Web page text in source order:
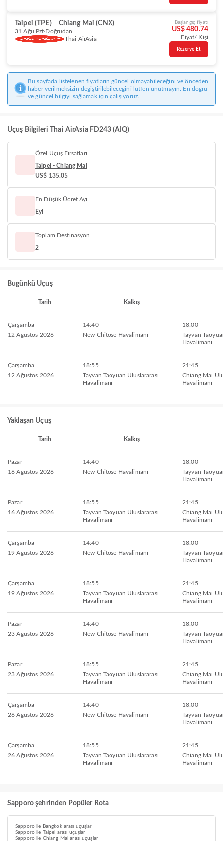
Taipei (TPE) Chiang Mai (CNX)
31 Ağu Pzt Doğrudan
Thai AirAsia
Başlangıç fiyatı
US$ 480.74
Fiyat/ Kişi
Rezerve Et
Bu sayfada listelenen fiyatların güncel olmayabileceğini ve önceden
haber verilmeksizin değiştirilebileceğini lütfen unutmayın. En doğru
ve güncel bilgiyi sağlamak için çalışıyoruz.
Uçuş Bilgileri Thai AirAsia FD243 (AIQ)
Özel Uçuş Fırsatları
Taipei - Chiang Mai
US$ 135.05
En Düşük Ücret Ayı
Eyl
Toplam Destinasyon
2
Bugünkü Uçuş
Tarih Kalkış
Çarşamba
12 Ağustos 2026
14:40
New Chitose Havalimanı
18:00
Tayvan
Havalimanı
Çarşamba
12 Ağustos 2026
18:55
Tayvan Taoyuan Uluslararası
Havalimanı
21:45
Chiang Mai
Havalimanı
Yaklaşan Uçuş
Tarih Kalkış
Pazar
16 Ağustos 2026
14:40
New Chitose Havalimanı
18:00
Tayvan
Havalimanı
Pazar
16 Ağustos 2026
18:55
Tayvan Taoyuan Uluslararası
Havalimanı
21:45
Chiang Mai
Havalimanı
Çarşamba
19 Ağustos 2026
14:40
New Chitose Havalimanı
18:00
Tayvan
Havalimanı
Çarşamba
19 Ağustos 2026
18:55
Tayvan Taoyuan Uluslararası
Havalimanı
21:45
Chiang Mai
Havalimanı
Pazar
23 Ağustos 2026
14:40
New Chitose Havalimanı
18:00
Tayvan
Havalimanı
Pazar
23 Ağustos 2026
18:55
Tayvan Taoyuan Uluslararası
Havalimanı
21:45
Chiang Mai
Havalimanı
Çarşamba
26 Ağustos 2026
14:40
New Chitose Havalimanı
18:00
Tayvan
Havalimanı
Çarşamba
26 Ağustos 2026
18:55
Tayvan Taoyuan Uluslararası
Havalimanı
21:45
Chiang Mai
Havalimanı
Sapporo şehrinden Popüler Rota
Sapporo ile Bangkok arası uçuşlar
Sapporo ile Taipei arası uçuşlar
Sapporo ile Chiang Mai arası uçuşlar